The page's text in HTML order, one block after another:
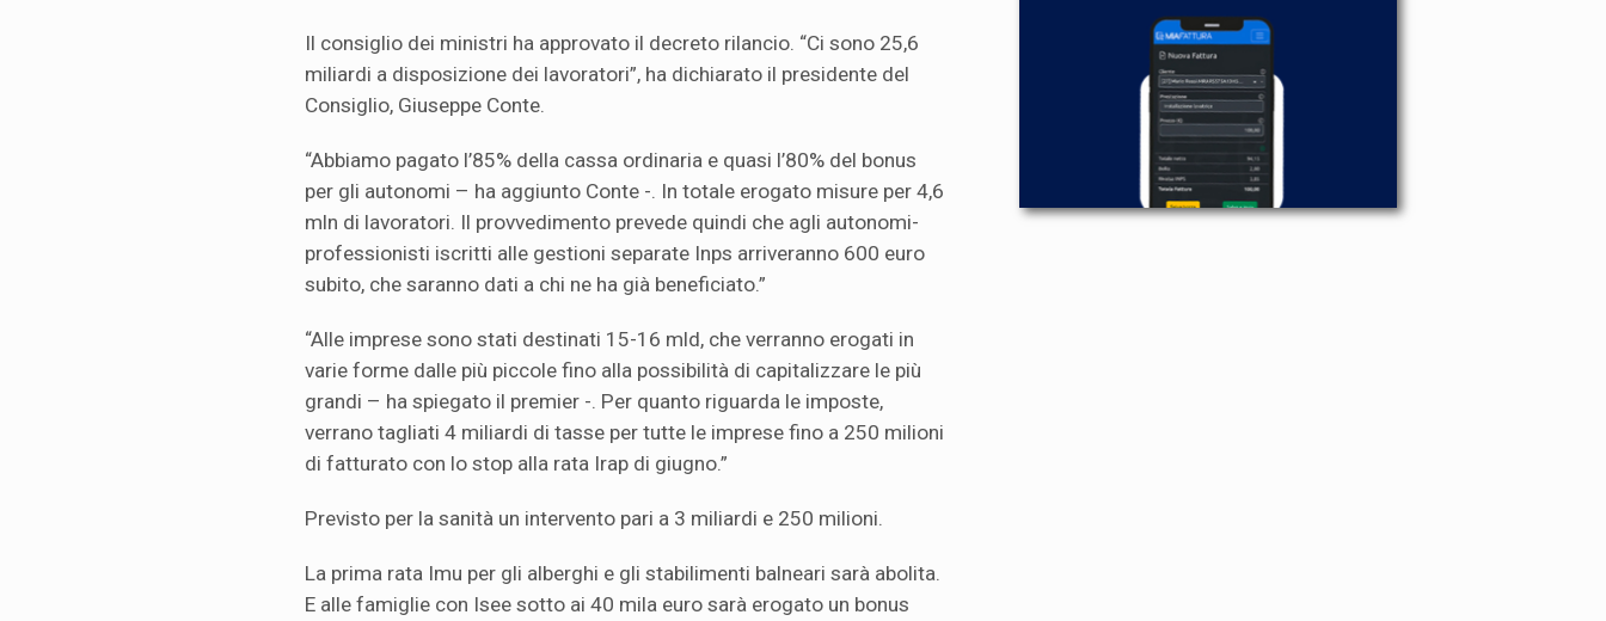
Il consiglio dei ministri ha approvato il decreto rilancio. “Ci sono 25,6
miliardi a disposizione dei lavoratori”, ha dichiarato il presidente del
Consiglio, Giuseppe Conte.
“Abbiamo pagato l’85% della cassa ordinaria e quasi l’80% del bonus
per gli autonomi – ha aggiunto Conte -. In totale erogato misure per 4,6
mln di lavoratori. Il provvedimento prevede quindi che agli autonomi-
professionisti iscritti alle gestioni separate Inps arriveranno 600 euro
subito, che saranno dati a chi ne ha già beneficiato.”
“Alle imprese sono stati destinati 15-16 mld, che verranno erogati in
varie forme dalle più piccole fino alla possibilità di capitalizzare le più
grandi – ha spiegato il premier -. Per quanto riguarda le imposte,
verrano tagliati 4 miliardi di tasse per tutte le imprese fino a 250 milioni
di fatturato con lo stop alla rata Irap di giugno.”
Previsto per la sanità un intervento pari a 3 miliardi e 250 milioni.
La prima rata Imu per gli alberghi e gli stabilimenti balneari sarà abolita.
E alle famiglie con Isee sotto ai 40 mila euro sarà erogato un bonus